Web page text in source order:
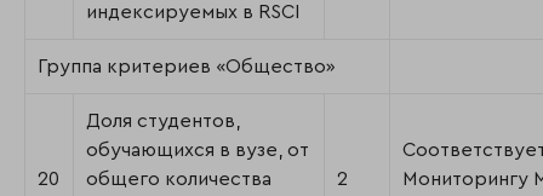
индексируемых в RSCI
Группа критериев «Общество»
20
Доля студентов,
обучающихся в вузе, от
общего количества
2
Мониторингу